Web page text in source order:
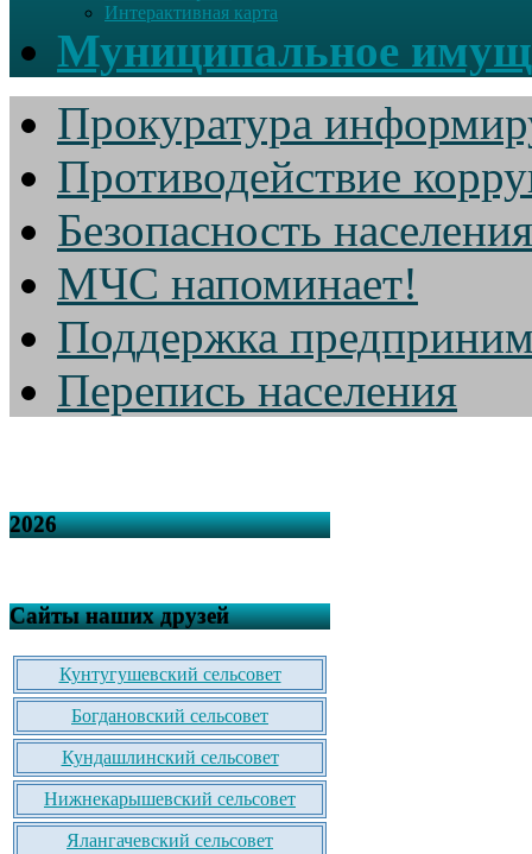
Интерактивная карта
Муниципальное
Прокуратура
Противодействие
Безопасность населения
МЧС напоминает!
Поддержка
Перепись населения
2026
Сайты наших друзей
Кунтугушевский сельсовет
Богдановский сельсовет
Кундашлинский сельсовет
Нижнекарышевский сельсовет
Ялангачевский сельсовет